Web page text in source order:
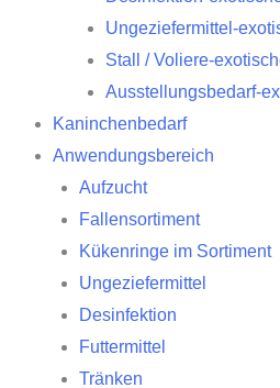
Ungeziefermittel-
Stall / Voliere-
Ausstellungsbedarf-
Kaninchenbedarf
Anwendungsbereich
Aufzucht
Fallensortiment
Kükenringe im Sortiment
Ungeziefermittel
Desinfektion
Futtermittel
Tränken